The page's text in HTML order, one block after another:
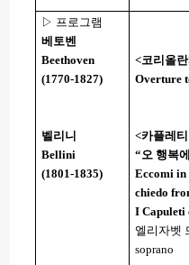
▷ 프로그램
베토벤
Beethoven
(1770-1827)
벨리니
Bellini
(1801-1835)
<코리올란
Overture
<카플레
“오 행복
Eccomi in
chiedo
I Capuleti
엘리자벳
soprano